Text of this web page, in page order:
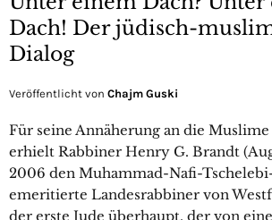
Dach! Der jüdisch-
Dialog
Veröffentlicht von Chajm Guski
Für seine Annäherung an die
erhielt Rabbiner Henry G. Brandt
2006 den Muhammad-Nafi-
emeritierte Landesrabbiner von
der erste Jude überhaupt, der von